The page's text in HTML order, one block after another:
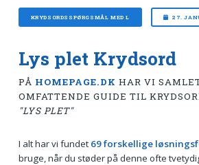
KRYDSORDSSPØRGSMÅL MED L 27.
Lys plet Krydsord
PÅ HOMEPAGE.DK HAR VI
OMFATTENDE GUIDE TIL
"LYS PLET"
I alt har vi fundet 69 forskellige
bruge, når du støder på denne ofte